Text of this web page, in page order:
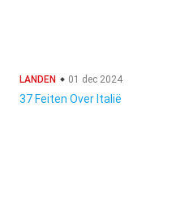
LANDEN 01 dec 2024
37 Feiten Over Italië